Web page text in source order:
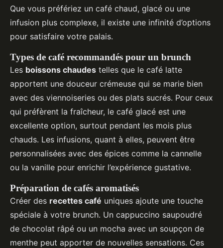
Que vous préfériez un café chaud, glacé ou une
infusion plus complexe, il existe une infinité d’options
pour satisfaire votre palais.
Types de café recommandés pour un brunch
Les boissons chaudes telles que le café latte
apportent une douceur crémeuse qui se marie bien
avec des viennoiseries ou des plats sucrés. Pour ceux
qui préfèrent la fraîcheur, le café glacé est une
excellente option, surtout pendant les mois plus
chauds. Les infusions, quant à elles, peuvent être
personnalisées avec des épices comme la cannelle
ou la vanille pour enrichir l’expérience gustative.
Préparation de cafés aromatisés
Créer des recettes café uniques ajoute une touche
spéciale à votre brunch. Un cappuccino saupoudré
de chocolat râpé ou un mocha avec un soupçon de
menthe peut apporter de nouvelles sensations. Ces